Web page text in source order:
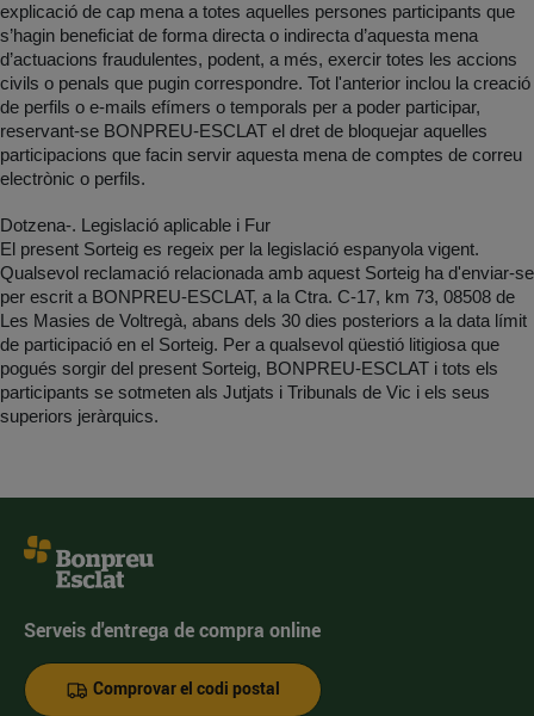
explicació de cap mena a totes aquelles persones participants que
s’hagin beneficiat de forma directa o indirecta d’aquesta mena
d’actuacions fraudulentes, podent, a més, exercir totes les accions
civils o penals que pugin correspondre. Tot l'anterior inclou la creació
de perfils o e-mails efímers o temporals per a poder participar,
reservant-se BONPREU-ESCLAT el dret de bloquejar aquelles
participacions que facin servir aquesta mena de comptes de correu
electrònic o perfils.
Dotzena-. Legislació aplicable i Fur
El present Sorteig es regeix per la legislació espanyola vigent.
Qualsevol reclamació relacionada amb aquest Sorteig ha d'enviar-se
per escrit a BONPREU-ESCLAT, a la Ctra. C-17, km 73, 08508 de
Les Masies de Voltregà, abans dels 30 dies posteriors a la data límit
de participació en el Sorteig. Per a qualsevol qüestió litigiosa que
pogués sorgir del present Sorteig, BONPREU-ESCLAT i tots els
participants se sotmeten als Jutjats i Tribunals de Vic i els seus
superiors jeràrquics.
Serveis d'entrega de compra online
Comprovar el codi postal